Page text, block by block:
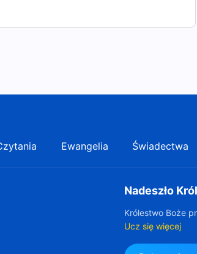
Ewangelia Świadectwa
Nadeszło
Królestwo Boże
Ucz się więcej